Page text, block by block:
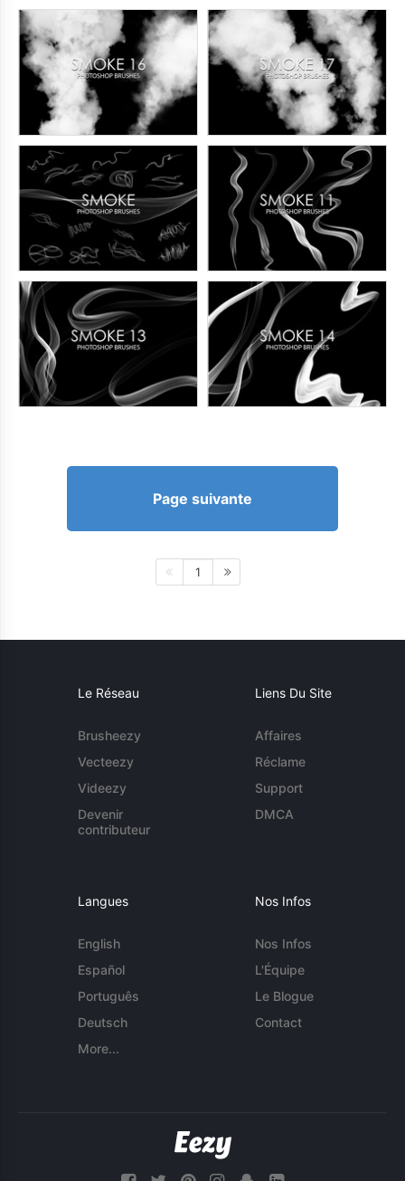
Page suivante
1
Le Réseau
Brusheezy
Vecteezy
Videezy
Devenir
contributeur
Liens Du Site
Affaires
Réclame
Support
DMCA
Langues
English
Español
Português
Deutsch
More...
Nos Infos
Nos Infos
L'Équipe
Le Blogue
Contact